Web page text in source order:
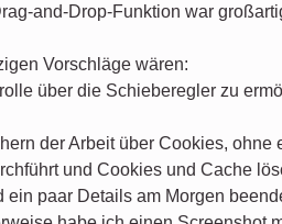
and-Drop-Funktion war
Vorschläge wären:
über die Schieberegler zu
der Arbeit über Cookies,
und Cookies und Cache
ein paar Details am Morgen